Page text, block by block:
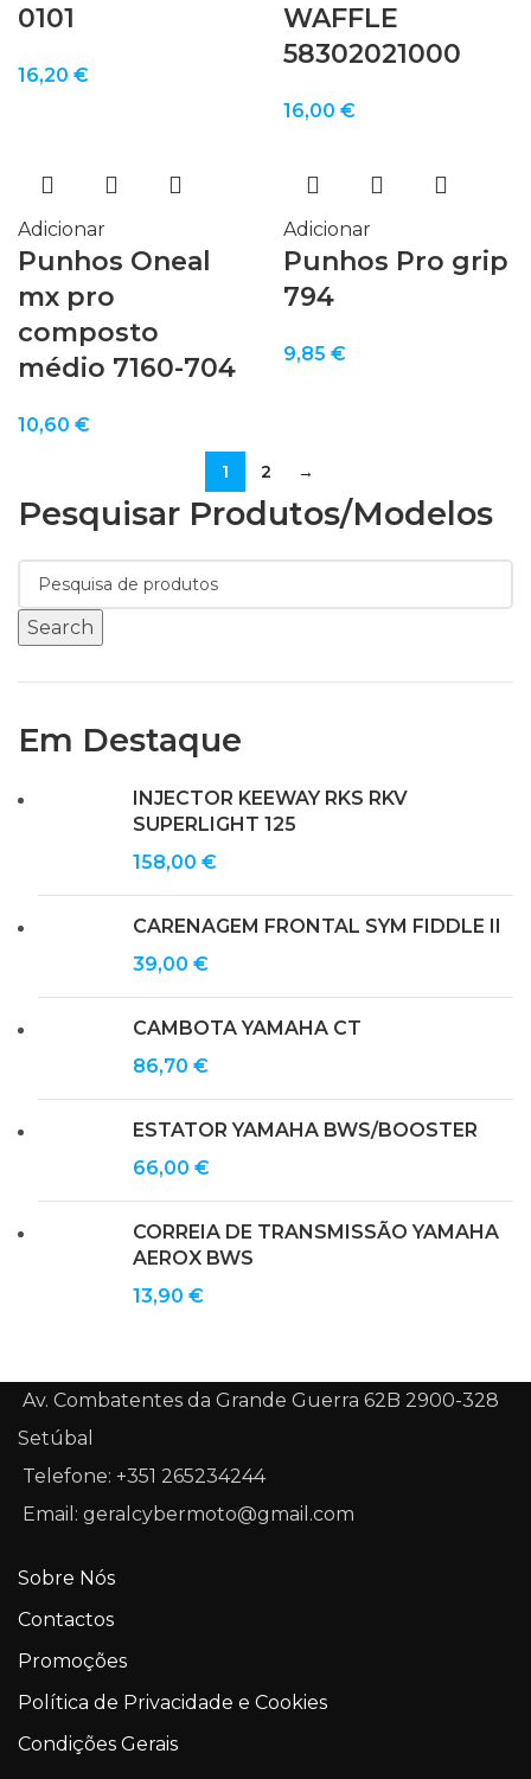
Pesquisar Produtos/modelos
Search
Em Destaque
INJECTOR KEEWAY RKS RKV
SUPERLIGHT 125
158,00 €
CARENAGEM FRONTAL SYM FIDDLE II
39,00 €
CAMBOTA YAMAHA CT
86,70 €
ESTATOR YAMAHA BWS/BOOSTER
66,00 €
CORREIA DE TRANSMISSÃO YAMAHA
AEROX BWS
13,90 €
0101
16,20 €
WAFFLE
58302021000
16,00 €
Adicionar
Punhos Oneal
mx pro
composto
médio 7160-704
10,60 €
Adicionar
Punhos Pro grip
794
9,85 €
1 2 →
Av. Combatentes da Grande Guerra 62B 2900-328
Setúbal
Telefone: +351 265234244
Email: geralcybermoto@gmail.com
Sobre Nós
Contactos
Promoções
Política de Privacidade e Cookies
Condições Gerais